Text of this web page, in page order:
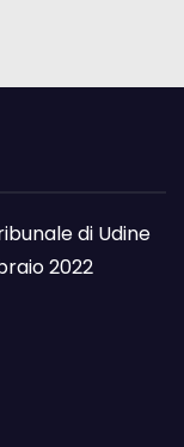
di Udine
2022